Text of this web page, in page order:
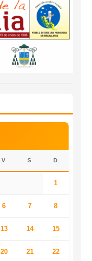
V S D
1
6 7 8
13 14 15
20 21 22